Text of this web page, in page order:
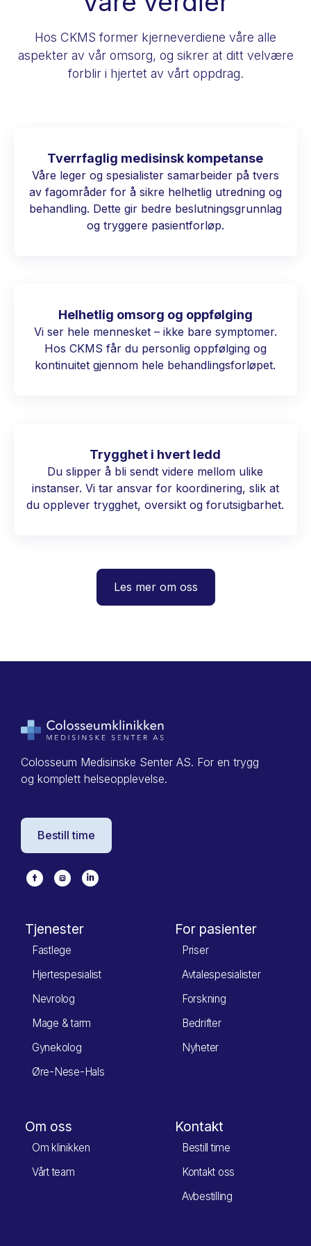
Hos CKMS former kjerneverdiene våre alle
aspekter av vår omsorg, og sikrer at ditt velvære
forblir i hjertet av vårt oppdrag.
Tverrfaglig medisinsk kompetanse
Våre leger og spesialister samarbeider på tvers
av fagområder for å sikre helhetlig utredning og
behandling. Dette gir bedre beslutningsgrunnlag
og tryggere pasientforløp.
Helhetlig omsorg og oppfølging
Vi ser hele mennesket – ikke bare symptomer.
Hos CKMS får du personlig oppfølging og
kontinuitet gjennom hele behandlingsforløpet.
Trygghet i hvert ledd
Du slipper å bli sendt videre mellom ulike
instanser. Vi tar ansvar for koordinering, slik at
du opplever trygghet, oversikt og forutsigbarhet.
Les mer om oss
Colosseum Medisinske Senter AS. For en trygg
og komplett helseopplevelse.
Bestill time
Tjenester
Fastlege
Hjertespesialist
Nevrolog
Mage & tarm
Gynekolog
Øre-Nese-Hals
For pasienter
Priser
Avtalespesialister
Forskning
Bedrifter
Nyheter
Om oss
Om klinikken
Vårt team
Kontakt
Bestill time
Kontakt oss
Avbestilling